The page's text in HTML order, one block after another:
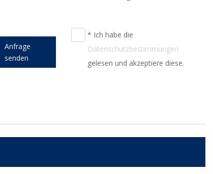
Anfrage
senden
* Ich habe die
Datenschutzbestimmungen
gelesen und akzeptiere diese.